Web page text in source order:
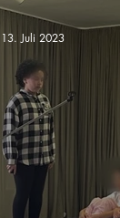
13. Juli 2023